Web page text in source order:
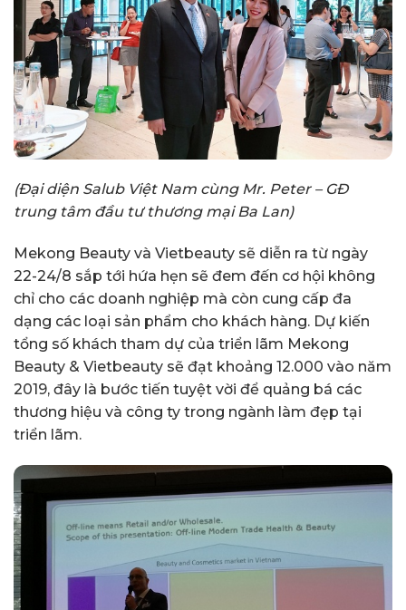
(Đại diện Salub Việt Nam cùng Mr. Peter – GĐ
trung tâm đầu tư thương mại Ba Lan)
Mekong Beauty và Vietbeauty sẽ diễn ra từ ngày
22-24/8 sắp tới hứa hẹn sẽ đem đến cơ hội không
chỉ cho các doanh nghiệp mà còn cung cấp đa
dạng các loại sản phẩm cho khách hàng. Dự kiến
tổng số khách tham dự của triển lãm Mekong
Beauty & Vietbeauty sẽ đạt khoảng 12.000 vào năm
2019, đây là bước tiến tuyệt vời để quảng bá các
thương hiệu và công ty trong ngành làm đẹp tại
triển lãm.